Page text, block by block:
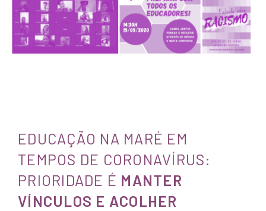
EDUCAÇÃO NA MARÉ EM
TEMPOS DE CORONAVÍRUS:
PRIORIDADE É MANTER
VÍNCULOS E ACOLHER